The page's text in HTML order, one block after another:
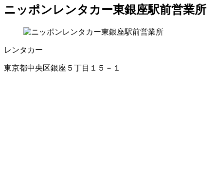
ニッポンレンタカー東銀座駅前営業所
レンタカー
東京都中央区銀座５丁目１５－１